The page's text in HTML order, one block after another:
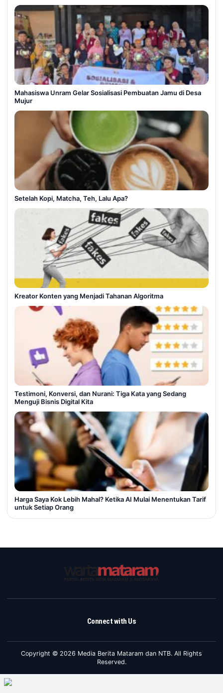
Mahasiswa Unram Gelar Sosialisasi Pembuatan Jamu di Desa
Mujur
Setelah Kopi, Matcha, Teh, Lalu Apa?
Kreator Konten yang Menjadi Tahanan Algoritma
Testimoni, Konversi, dan Nurani: Tiga Kata yang Sedang
Menguji Bisnis Digital Kita
Harga Saya Kok Lebih Mahal? Ketika AI Mulai Menentukan Tarif
untuk Setiap Orang
Connect with Us
Copyright © 2026 Media Berita Mataram dan NTB. All Rights
Reserved.